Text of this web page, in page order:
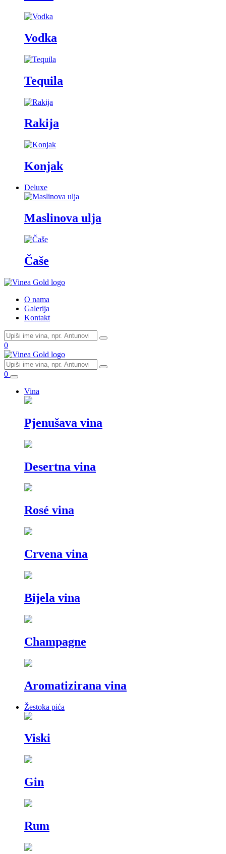
Vodka
Tequila
Rakija
Konjak
Deluxe
Maslinova ulja
Čaše
O nama
Galerija
Kontakt
0
0
Vina
Pjenušava vina
Desertna vina
Rosé vina
Crvena vina
Bijela vina
Champagne
Aromatizirana vina
Žestoka pića
Viski
Gin
Rum